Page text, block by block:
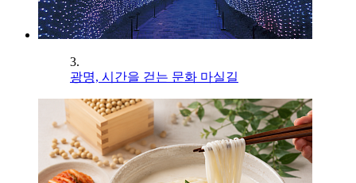
3.
광명, 시간을 걷는 문화 마실길